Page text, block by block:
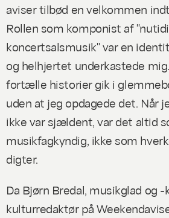
aviser tilbød en velkommen
Rollen som komponist af
koncertsalsmusik" var en
og helhjertet underkastede
fortælle historier gik i
uden at jeg opdagede det. Når
ikke var sjældent, var det altid
musikfagkyndig, ikke som
digter.
Da Bjørn Bredal, musikglad og
kulturredaktør på